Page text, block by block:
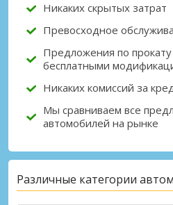
Никаких скрытых затрат
Превосходное
Предложения по
бесплатными
Никаких комиссий за
Мы сравниваем все
автомобилей на рынке
Различные категории